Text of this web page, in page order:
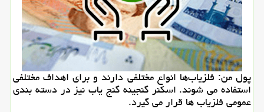
پول من: فلزیاب‌ها انواع مختلفی دارند و برای اهداف مختلفی
استفاده می شوند. اسكنر گنجینه گنج یاب نیز در دسته بندی
عمومی فلزیاب ها قرار می گیرد.